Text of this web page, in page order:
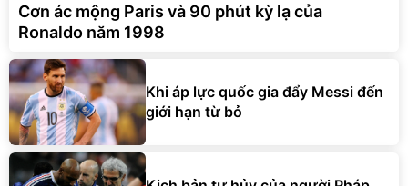
Cơn ác mộng Paris và 90 phút kỳ lạ của
Ronaldo năm 1998
Khi áp lực quốc gia đẩy Messi đến
giới hạn từ bỏ